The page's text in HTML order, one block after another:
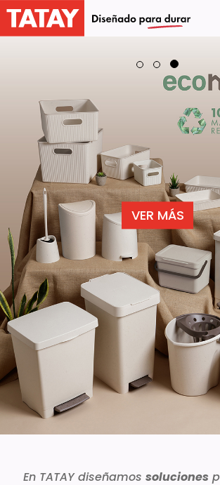
VER MÁS
En TATAY diseñamos soluciones